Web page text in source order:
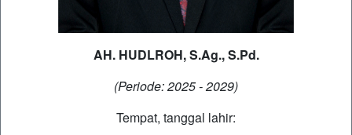
AH. HUDLROH, S.Ag., S.Pd.
(Periode: 2025 - 2029)
Tempat, tanggal lahir: